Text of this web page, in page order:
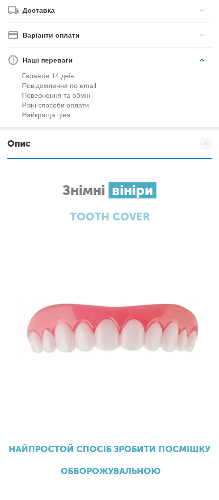
Доставка
Варіанти оплати
Наші переваги
Гарантія 14 днів
Повідомлення по email
Повернення та обмін
Різні способи оплати
Найкраща ціна
Опис
Знімні вініри
TOOTH COVER
НАЙПРОСТОЙ СПОСІБ ЗРОБИТИ ПОСМІШКУ
ОБВОРОЖУВАЛЬНОЮ